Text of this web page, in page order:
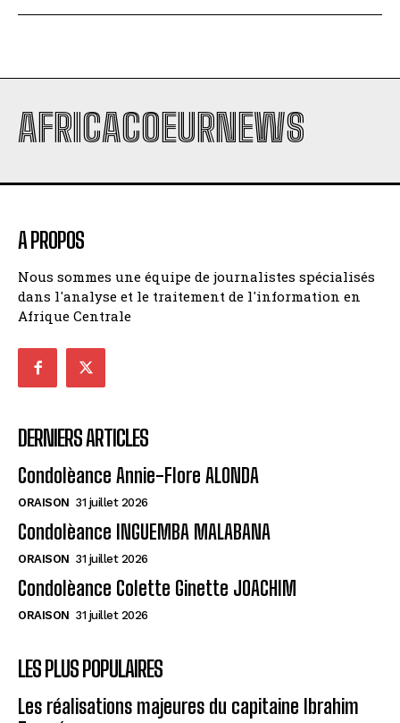
AFRICACOEURNEWS
A PROPOS
Nous sommes une équipe de journalistes spécialisés
dans l'analyse et le traitement de l'information en
Afrique Centrale
DERNIERS ARTICLES
Condolèance Annie-Flore ALONDA
ORAISON 31 juillet 2026
Condolèance INGUEMBA MALABANA
ORAISON 31 juillet 2026
Condolèance Colette Ginette JOACHIM
ORAISON 31 juillet 2026
LES PLUS POPULAIRES
Les réalisations majeures du capitaine Ibrahim